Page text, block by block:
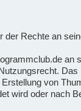
der Rechte an
an
von
wird oder nach